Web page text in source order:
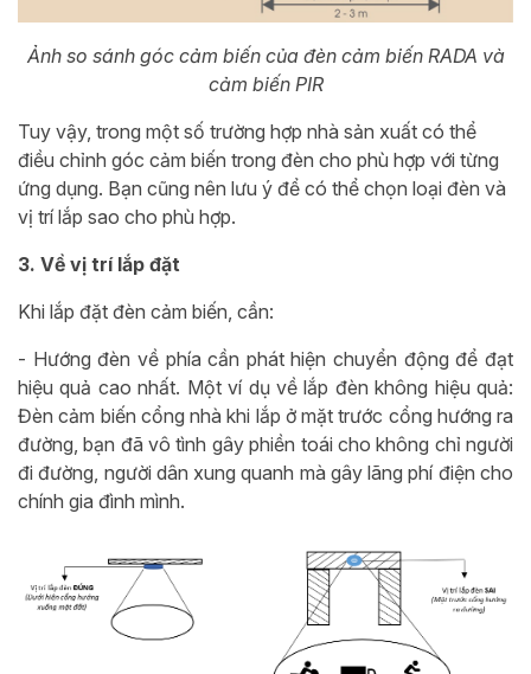
Ảnh so sánh góc cảm biến của đèn cảm biến RADA và
cảm biến PIR
Tuy vậy, trong một số trường hợp nhà sản xuất có thể
điều chỉnh góc cảm biến trong đèn cho phù hợp với từng
ứng dụng. Bạn cũng nên lưu ý để có thể chọn loại đèn và
vị trí lắp sao cho phù hợp.
3. Về vị trí lắp đặt
Khi lắp đặt đèn cảm biến, cần:
- Hướng đèn về phía cần phát hiện chuyển động để đạt
hiệu quả cao nhất. Một ví dụ về lắp đèn không hiệu quả:
Đèn cảm biến cổng nhà khi lắp ở mặt trước cổng hướng ra
đường, bạn đã vô tình gây phiền toái cho không chỉ người
đi đường, người dân xung quanh mà gây lãng phí điện cho
chính gia đình mình.